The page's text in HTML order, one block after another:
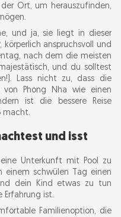
Ort, um herauszufinden,
und ja, sie liegt in dieser
körperlich anspruchsvoll und
nach dem die meisten
und du solltest
Lass nicht zu, dass die
Phong Nha wie einen
ist die bessere Reise
macht.
und isst
Unterkunft mit Pool zu
einem schwülen Tag einen
dein Kind etwas zu tun
Erfahrung ist.
Familienoption, die